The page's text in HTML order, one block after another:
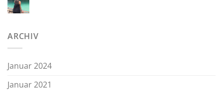
ARCHIV
Januar 2024
Januar 2021